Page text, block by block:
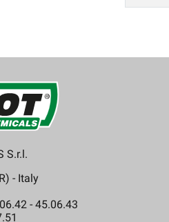
S.r.l.
- Italy
- 45.06.43